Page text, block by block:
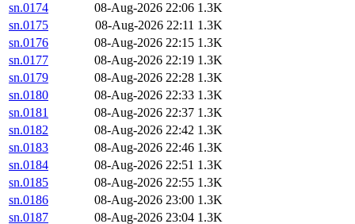
sn.0174
08-Aug-2026 22:06 1.3K
sn.0175
08-Aug-2026 22:11 1.3K
sn.0176
08-Aug-2026 22:15 1.3K
sn.0177
08-Aug-2026 22:19 1.3K
sn.0179
08-Aug-2026 22:28 1.3K
sn.0180
08-Aug-2026 22:33 1.3K
sn.0181
08-Aug-2026 22:37 1.3K
sn.0182
08-Aug-2026 22:42 1.3K
sn.0183
08-Aug-2026 22:46 1.3K
sn.0184
08-Aug-2026 22:51 1.3K
sn.0185
08-Aug-2026 22:55 1.3K
sn.0186
08-Aug-2026 23:00 1.3K
sn.0187
08-Aug-2026 23:04 1.3K